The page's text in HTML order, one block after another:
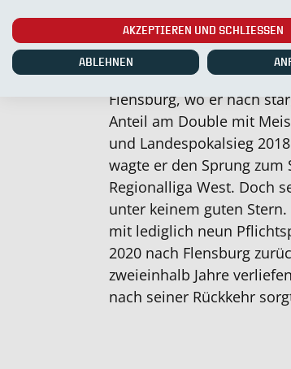
Husum zunächst im
beim FC St. Pauli das
wechselte der 26-Jährige,
Einsätzen in der 2. Liga
Flensburg, wo er nach
Anteil am Double mit
und Landespokalsieg
wagte er den Sprung zum
Regionalliga West. Doch
unter keinem guten
mit lediglich neun
2020 nach Flensburg
zweieinhalb Jahre
nach seiner Rückkehr
AKZEPTIEREN UND SCHLIESSEN
ABLEHNEN